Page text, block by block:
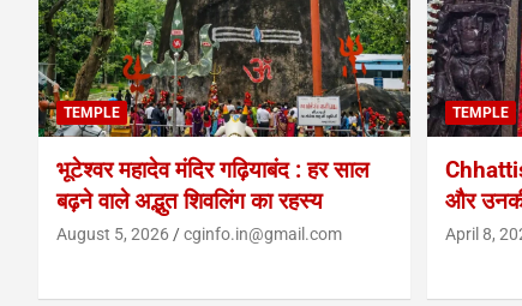
TEMPLE
भूटेश्वर महादेव मंदिर गढ़ियाबंद : हर साल
बढ़ने वाले अद्भुत शिवलिंग का रहस्य
August 5, 2026 cginfo.in@gmail.com
TEMPLE
और उनकी
April 8,